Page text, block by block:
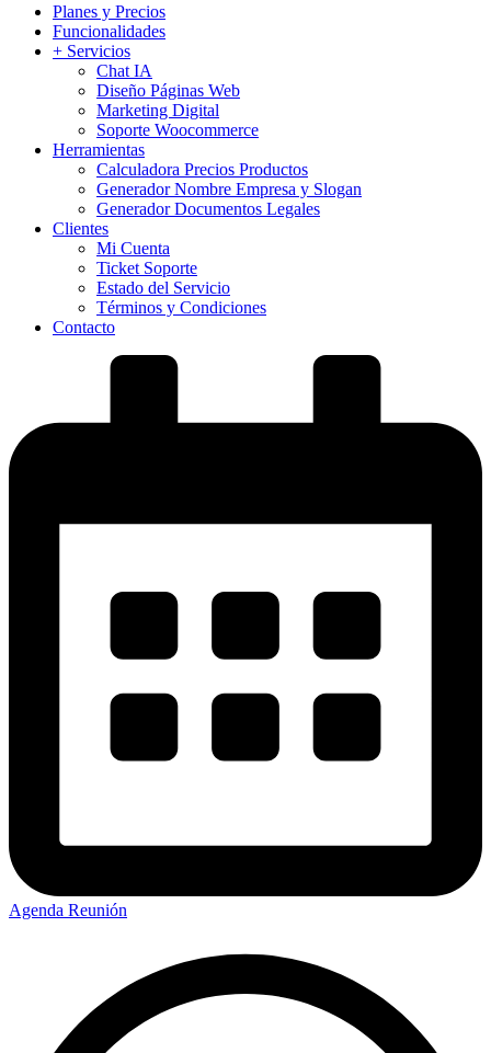
Planes y Precios
Funcionalidades
+ Servicios
Chat IA
Diseño Páginas Web
Marketing Digital
Soporte Woocommerce
Herramientas
Calculadora Precios Productos
Generador Nombre Empresa y Slogan
Generador Documentos Legales
Clientes
Mi Cuenta
Ticket Soporte
Estado del Servicio
Términos y Condiciones
Contacto
Agenda Reunión